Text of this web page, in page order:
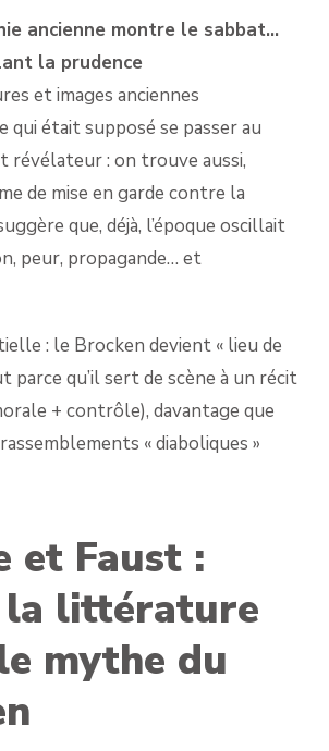
ancienne montre le sabbat…
la prudence
et images anciennes
qui était supposé se passer au
révélateur : on trouve aussi,
de mise en garde contre la
que, déjà, l’époque oscillait
peur, propagande… et
: le Brocken devient « lieu de
parce qu’il sert de scène à un récit
+ contrôle), davantage que
« diaboliques »
et Faust :
la littérature
mythe du